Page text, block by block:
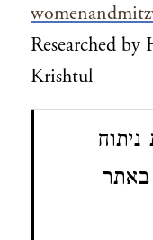
Researched by
Krishtul
באתר